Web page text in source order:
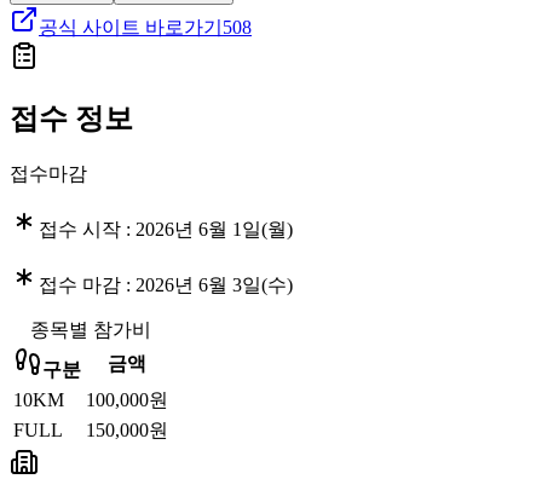
공식 사이트 바로가기 508
접수 정보
접수마감
접수 시작 : 2026년 6월 1일(월)
접수 마감 : 2026년 6월 3일(수)
종목별 참가비
구분
금액
10KM
100,000원
FULL
150,000원